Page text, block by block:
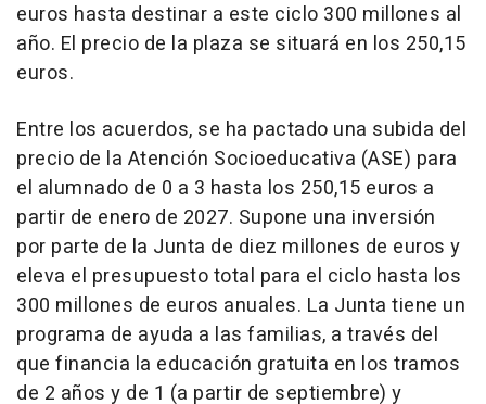
euros hasta destinar a este ciclo 300 millones al
año. El precio de la plaza se situará en los 250,15
euros.
Entre los acuerdos, se ha pactado una subida del
precio de la Atención Socioeducativa (ASE) para
el alumnado de 0 a 3 hasta los 250,15 euros a
partir de enero de 2027. Supone una inversión
por parte de la Junta de diez millones de euros y
eleva el presupuesto total para el ciclo hasta los
300 millones de euros anuales. La Junta tiene un
programa de ayuda a las familias, a través del
que financia la educación gratuita en los tramos
de 2 años y de 1 (a partir de septiembre) y